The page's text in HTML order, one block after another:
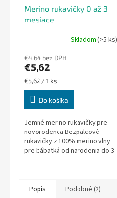
Merino rukavičky 0 až 3
mesiace
Skladom (>5 ks)
€4,64 bez DPH
€5,62
Jednotková
cena:
€5,62 / 1 ks
Do košíka
Jemné merino rukavičky pre
novorodenca Bezpalcové
rukavičky z 100% merino vlny
pre bábätká od narodenia do 3
Popis Podobné (2)